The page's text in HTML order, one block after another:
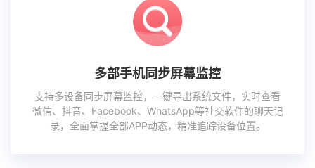
多部手机同步屏幕监控
支持多设备同步屏幕监控，一键导出系统文件，实时查看
微信、抖音、Facebook、WhatsApp等社交软件的聊天记
录，全面掌握全部APP动态，精准追踪设备位置。